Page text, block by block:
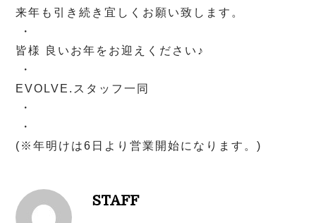
来年も引き続き宜しくお願い致します。
・
皆様 良いお年をお迎えください♪
・
EVOLVE.スタッフ一同
・
・
(※年明けは6日より営業開始になります。)
STAFF